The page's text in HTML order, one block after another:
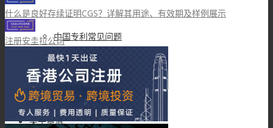
中国专利常见问题
联系我们
关于卓道
什么是良好存续证明CGS？详解其用途、有效期及样例展示
注册安圭拉公司